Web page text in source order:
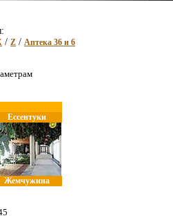
/ Z / Аптека 36 и 6
Ессентуки
Жемчужина